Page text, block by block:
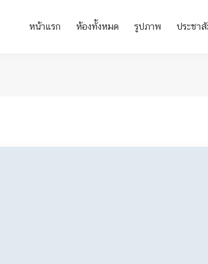
หน้าแรก ห้องทั้งหมด รูปภาพ ประชา